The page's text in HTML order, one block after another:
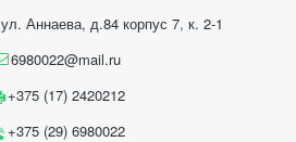
ул. Аннаева, д.84 корпус 7, к. 2-1
6980022@mail.ru
+375 (17) 2420212
+375 (29) 6980022